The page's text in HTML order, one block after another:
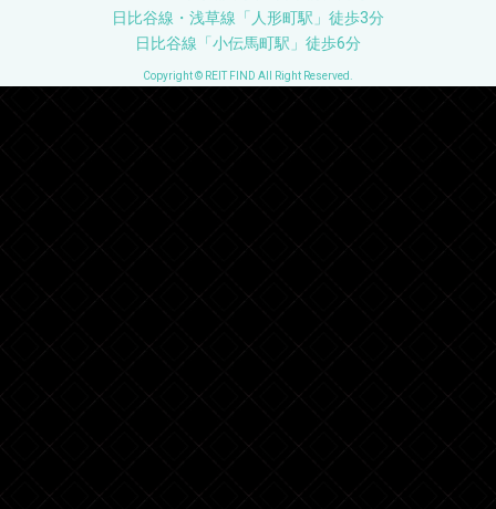
日比谷線・浅草線「人形町駅」徒歩3分
日比谷線「小伝馬町駅」徒歩6分
Copyright © REIT FIND All Right Reserved.